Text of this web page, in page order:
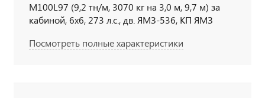
M100L97 (9,2 тн/м, 3070 кг на 3,0 м, 9,7 м) за
кабиной, 6х6, 273 л.с., дв. ЯМЗ-536, КП ЯМЗ
Посмотреть полные характеристики